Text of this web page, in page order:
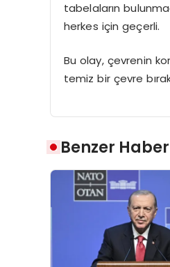
tabelaların
herkes için geçerli.
Bu olay, çevrenin
temiz bir çevre
Benzer